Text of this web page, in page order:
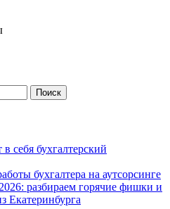
себя бухгалтерский
бухгалтера на аутсорсинге
разбираем горячие фишки и
Екатеринбурга